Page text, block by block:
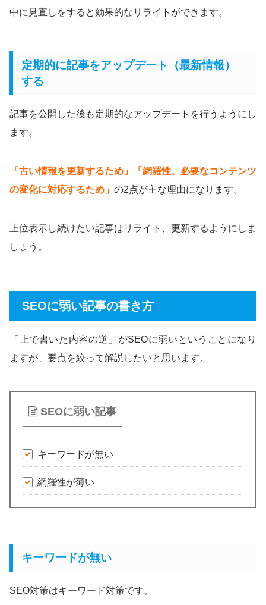
中に見直しをすると効果的なリライトができます。
定期的に記事をアップデート（最新情報）
する
記事を公開した後も定期的なアップデートを行うようにし
ます。
「古い情報を更新するため」「網羅性、必要なコンテンツ
の変化に対応するため」 の2点が主な理由になります。
上位表示し続けたい記事はリライト、更新するようにしま
しょう。
SEOに弱い記事の書き方
「上で書いた内容の逆」がSEOに弱いということになり
ますが、要点を絞って解説したいと思います。
SEOに弱い記事
キーワードが無い
網羅性が薄い
キーワードが無い
SEO対策はキーワード対策です。